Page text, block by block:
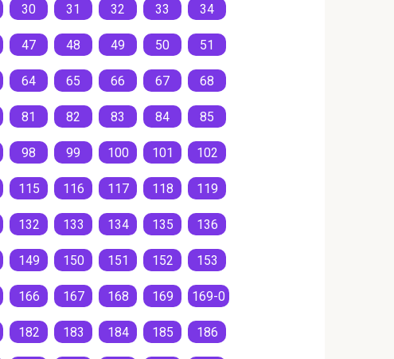
30 31 32 33 34
47 48 49 50 51
64 65 66 67 68
81 82 83 84 85
98 99 100 101 102
115 116 117 118 119
132 133 134 135 136
149 150 151 152 153
166 167 168 169 169-0
182 183 184 185 186